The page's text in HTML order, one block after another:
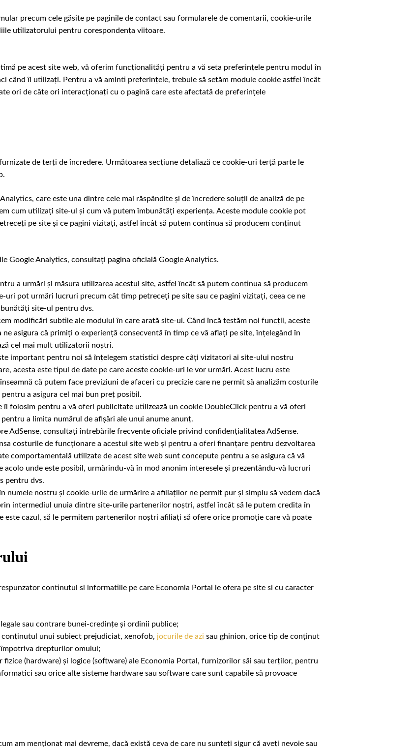
precum cele găsite pe paginile de contact sau formularele de comentarii, cookie-urile
utilizatorului pentru corespondența viitoare.
pe acest site web, vă oferim funcționalități pentru a vă seta preferințele pentru modul în
când îl utilizați. Pentru a vă aminti preferințele, trebuie să setăm module cookie astfel încât
ori de câte ori interacționați cu o pagină care este afectată de preferințele
de terți de încredere. Următoarea secțiune detaliază ce cookie-uri terță parte le
care este una dintre cele mai răspândite și de încredere soluții de analiză de pe
cum utilizați site-ul și cum vă putem îmbunătăți experiența. Aceste module cookie pot
pe site și ce pagini vizitați, astfel încât să putem continua să producem conținut
Google Analytics, consultați pagina oficială Google Analytics.
a urmări și măsura utilizarea acestui site, astfel încât să putem continua să producem
uri pot urmări lucruri precum cât timp petreceți pe site sau ce pagini vizitați, ceea ce ne
site-ul pentru dvs.
modificări subtile ale modului în care arată site-ul. Când încă testăm noi funcții, aceste
asigura că primiți o experiență consecventă în timp ce vă aflați pe site, înțelegând în
cel mai mult utilizatorii noștri.
important pentru noi să înțelegem statistici despre câți vizitatori ai site-ului nostru
acesta este tipul de date pe care aceste cookie-uri le vor urmări. Acest lucru este
că putem face previziuni de afaceri cu precizie care ne permit să analizăm costurile
a asigura cel mai bun preț posibil.
îl folosim pentru a vă oferi publicitate utilizează un cookie DoubleClick pentru a vă oferi
a limita numărul de afișări ale unui anume anunț.
AdSense, consultați întrebările frecvente oficiale privind confidențialitatea AdSense.
costurile de funcționare a acestui site web și pentru a oferi finanțare pentru dezvoltarea
comportamentală utilizate de acest site web sunt concepute pentru a se asigura că vă
acolo unde este posibil, urmărindu-vă în mod anonim interesele și prezentându-vă lucruri
pentru dvs.
numele nostru și cookie-urile de urmărire a afiliaților ne permit pur și simplu să vedem dacă
intermediul unuia dintre site-urile partenerilor noștri, astfel încât să le putem credita în
este cazul, să le permitem partenerilor noștri afiliați să ofere orice promoție care vă poate
continutul si informatiile pe care Economia Portal le ofera pe site si cu caracter
sau contrare bunei-credințe și ordinii publice;
conținutul unui subiect prejudiciat, xenofob, jocurile de azi sau ghinion, orice tip de conținut
drepturilor omului;
fizice (hardware) și logice (software) ale Economia Portal, furnizorilor săi sau terților, pentru
sau orice alte sisteme hardware sau software care sunt capabile să provoace
am menționat mai devreme, dacă există ceva de care nu sunteți sigur că aveți nevoie sau